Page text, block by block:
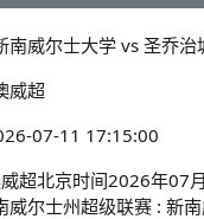
南威尔士大学 vs 圣乔治
威超
07-11 17:15:00
威超北京时间2026年07
威尔士州超级联赛 : 新